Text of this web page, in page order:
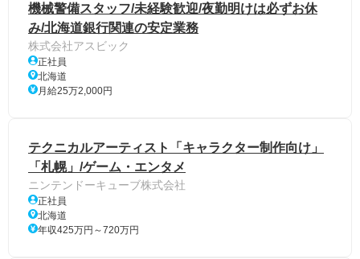
機械警備スタッフ/未経験歓迎/夜勤明けは必ずお休
み/北海道銀行関連の安定業務
株式会社アスビック
正社員
北海道
月給25万2,000円
テクニカルアーティスト「キャラクター制作向け」
「札幌」/ゲーム・エンタメ
ニンテンドーキューブ株式会社
正社員
北海道
年収425万円～720万円